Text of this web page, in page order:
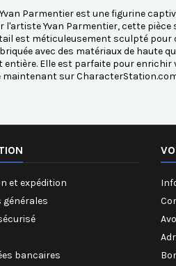
Parmentier est une figurine
l'artiste Yvan Parmentier, cette
est méticuleusement sculpté
avec des matériaux de haute
entière. Elle est parfaite pour
sur
et expédition
bancaires